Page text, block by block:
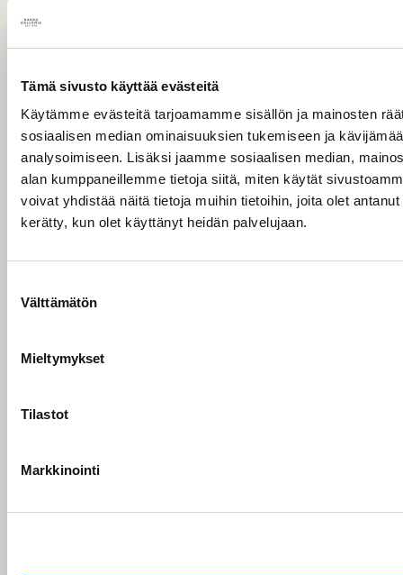
Tämä sivusto käyttää evästeitä
Käytämme evästeitä tarjoamamme sisällön ja mainosten
sosiaalisen median ominaisuuksien tukemiseen ja
analysoimiseen. Lisäksi jaamme sosiaalisen median,
alan kumppaneillemme tietoja siitä, miten käytät
voivat yhdistää näitä tietoja muihin tietoihin, joita olet
kerätty, kun olet käyttänyt heidän palvelujaan.
valinta
Välttämätön
Mieltymykset
Tilastot
Markkinointi
4,80
Klassikko; saunapalvikinkku, sipulia, sieniä, kermaa,
raaka-aineista. Tuote saattaa sisältää jäämiä gluteenista, sillä